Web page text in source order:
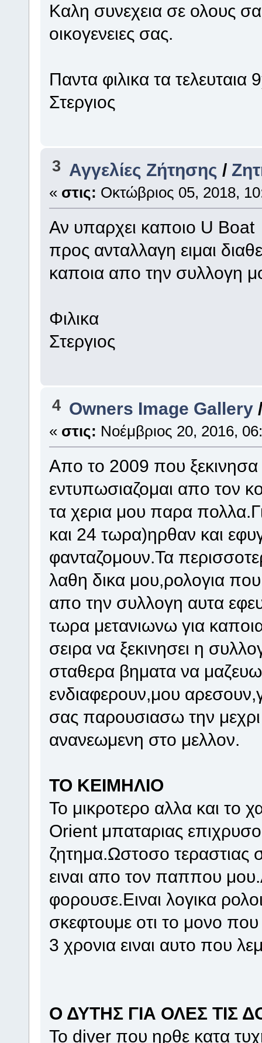
Καλη συνεχεια σε ολους
οικογενειες σας.
Παντα φιλικα τα τελευταια
Στεργιος
3 Αγγελίες Ζήτησης /
« στις: Οκτώβριος 05, 2018,
Αν υπαρχει καποιο U
προς ανταλλαγη ειμαι
καποια απο την συλλογη
Φιλικα
Στεργιος
4 Owners Image Gallery
« στις: Νοέμβριος 20, 2016,
Απο το 2009 που ξεκινησα
εντυπωσιαζομαι απο τον
τα χερια μου παρα
και 24 τωρα)ηρθαν και
φανταζομουν.Τα
λαθη δικα μου,ρολογια
απο την συλλογη αυτα
τωρα μετανιωνω για
σειρα να ξεκινησει η
σταθερα βηματα να
ενδιαφερουν,μου
σας παρουσιασω την
ανανεωμενη στο μελλον.
ΤΟ ΚΕΙΜΗΛΙΟ
Το μικροτερο αλλα και το
Orient μπαταριας επιχρυσο
ζητημα.Ωστοσο τεραστιας
ειναι απο τον παππου
φορουσε.Ειναι λογικα
σκεφτουμε οτι το μονο που
3 χρονια ειναι αυτο που
Ο ΔΥΤΗΣ ΓΙΑ ΟΛΕΣ ΤΙΣ
Το diver που ηρθε κατα